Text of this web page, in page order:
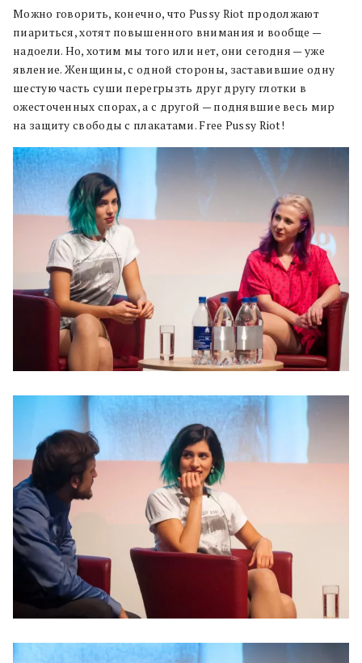
Можно говорить, конечно, что Pussy Riot продолжают
пиариться, хотят повышенного внимания и вообще —
надоели. Но, хотим мы того или нет, они сегодня — уже
явление. Женщины, с одной стороны, заставившие одну
шестую часть суши перегрызть друг другу глотки в
ожесточенных спорах, а с другой — поднявшие весь мир
на защиту свободы с плакатами. Free Pussy Riot!